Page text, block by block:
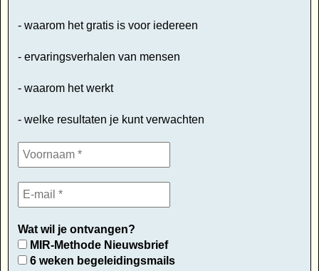
- waarom het gratis is voor iedereen
- ervaringsverhalen van mensen
- waarom het werkt
- welke resultaten je kunt verwachten
Wat wil je ontvangen?
MIR-Methode Nieuwsbrief
6 weken begeleidingsmails